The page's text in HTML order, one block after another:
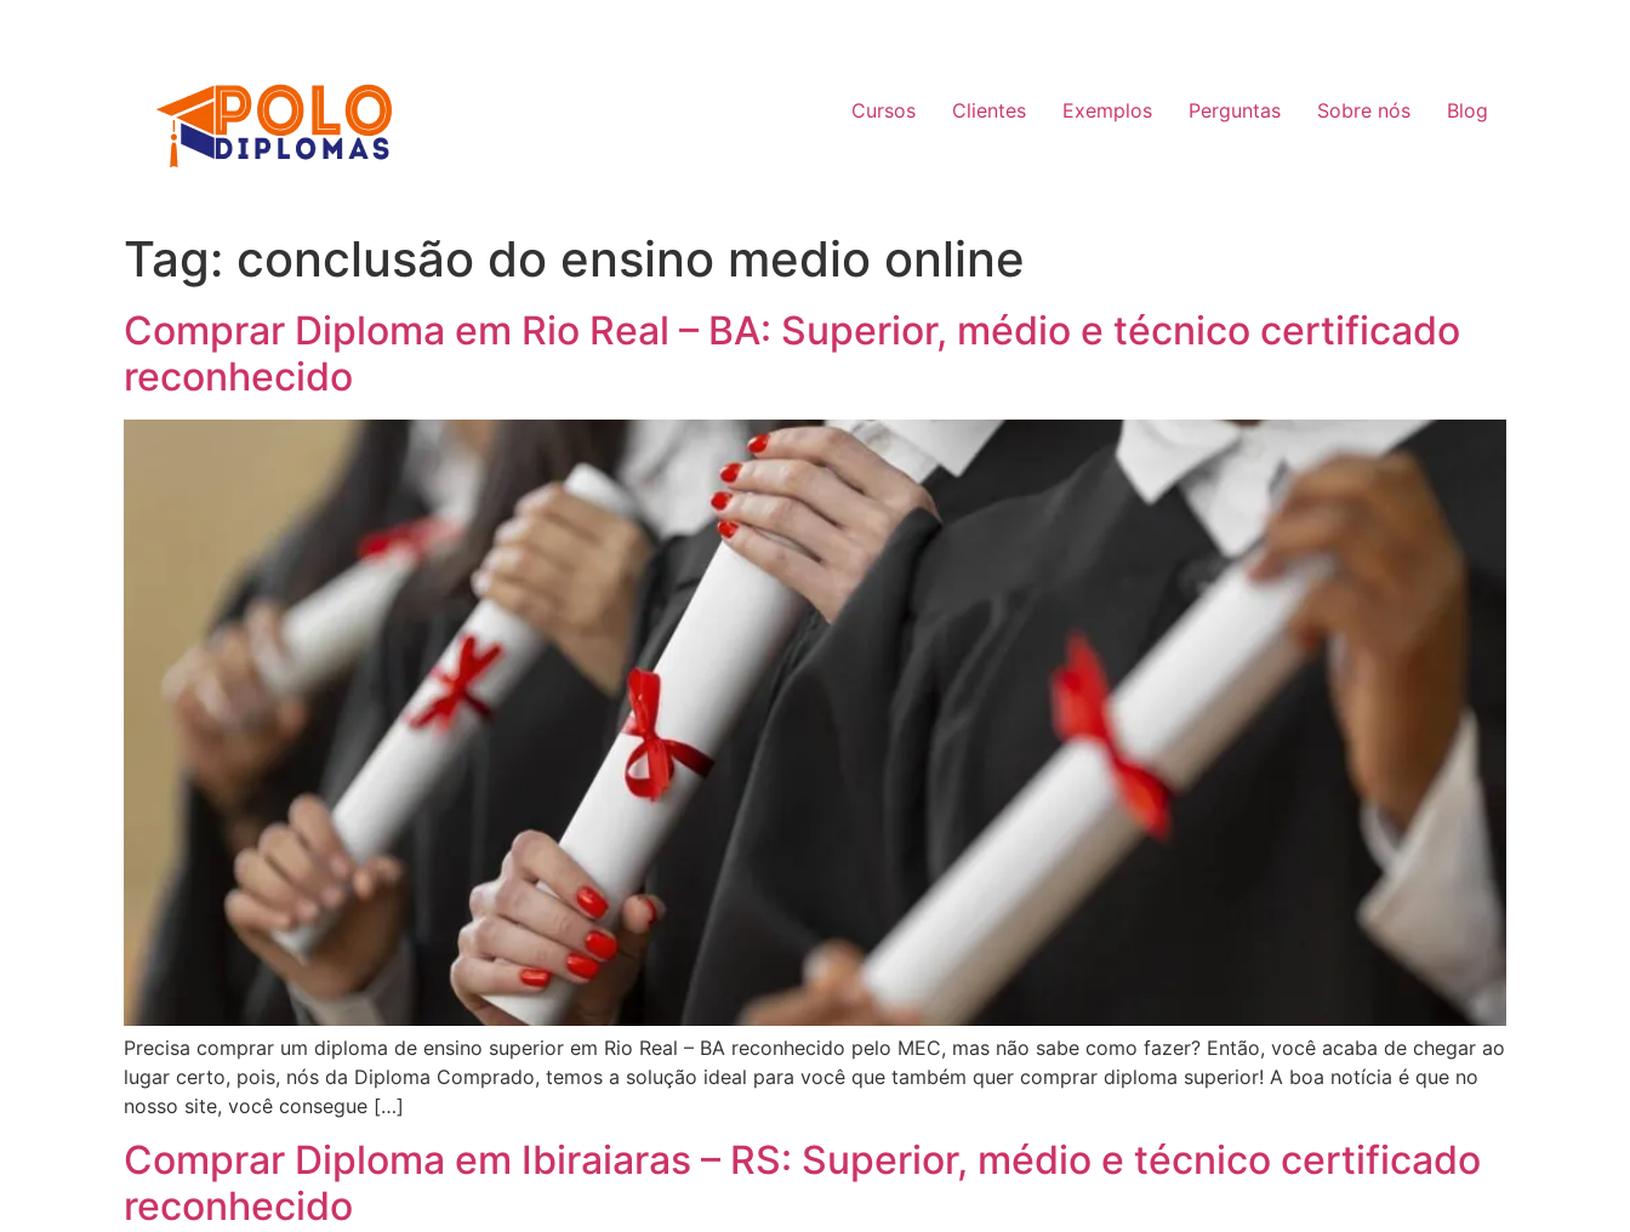
Cursos Clientes Exemplos Perguntas Sobre nós Blog
Tag: conclusão do ensino medio online
Comprar Diploma em Rio Real – BA: Superior, médio e técnico certificado
reconhecido
Precisa comprar um diploma de ensino superior em Rio Real – BA reconhecido pelo MEC, mas não sabe como fazer? Então, você acaba de chegar ao
lugar certo, pois, nós da Diploma Comprado, temos a solução ideal para você que também quer comprar diploma superior! A boa notícia é que no
nosso site, você consegue […]
Comprar Diploma em Ibiraiaras – RS: Superior, médio e técnico certificado
reconhecido